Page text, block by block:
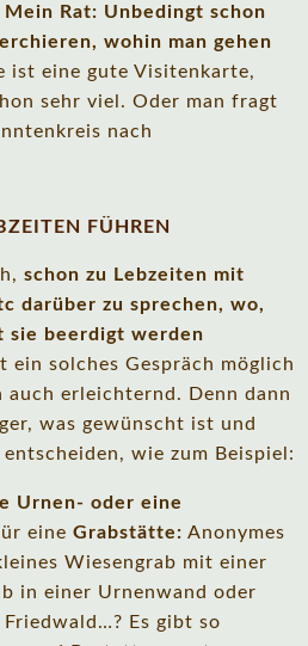
Mein Rat: Unbedingt schon
wohin man gehen
ist eine gute Visitenkarte,
sehr viel. Oder man fragt
nach
FÜHREN
schon zu Lebzeiten mit
darüber zu sprechen, wo,
sie beerdigt werden
ein solches Gespräch möglich
erleichternd. Denn dann
was gewünscht ist und
wie zum Beispiel:
Urnen- oder eine
eine Grabstätte: Anonymes
Wiesengrab mit einer
in einer Urnenwand oder
Es gibt so